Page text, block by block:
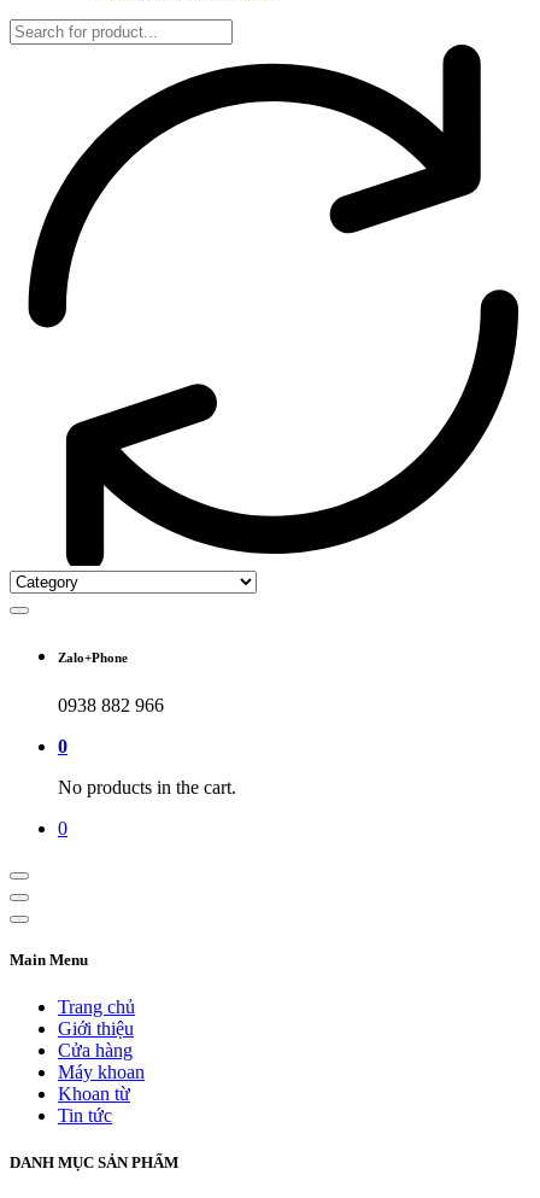
Zalo+Phone
0938 882 966
0
No products in the cart.
0
Main Menu
Trang chủ
Giới thiệu
Cửa hàng
Máy khoan
Khoan từ
Tin tức
DANH MỤC SẢN PHẨM